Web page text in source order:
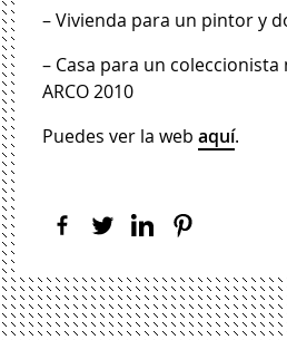
– Vivienda para un pintor y
– Casa para un
ARCO 2010
Puedes ver la webaquí.